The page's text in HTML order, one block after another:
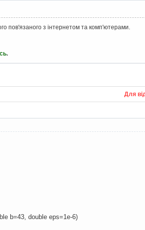
пов'язаного з інтернетом та комп'ютерами.
.
Для
b=43, double eps=1e-6)